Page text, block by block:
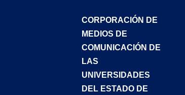
CORPORACIÓN DE
MEDIOS DE
COMUNICACIÓN DE
LAS
UNIVERSIDADES
DEL ESTADO DE